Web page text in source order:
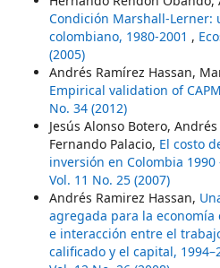
Condición Marshall-Lerner:
colombiano, 1980-2001 ,
(2005)
Andrés Ramírez Hassan,
Empirical validation of CAPM
No. 34 (2012)
Jesús Alonso Botero,
Fernando Palacio, El costo
inversión en Colombia 1990
Vol. 11 No. 25 (2007)
Andrés Ramirez Hassan,
agregada para la
e interacción entre el
calificado y el capital,